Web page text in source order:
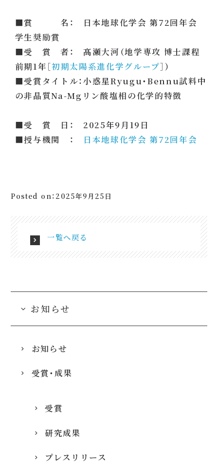
■賞 名： 日本地球化学会 第72回年会
学生奨励賞
■受 賞 者： 髙瀬大河（地学専攻 博士課程
前期1年［初期太陽系進化学グループ］）
■受賞タイトル：小惑星Ryugu・Bennu試料中
の非晶質Na-Mgリン酸塩相の化学的特徴
■受 賞 日： 2025年9月19日
■授与機関 ：
日本地球化学会 第72回年会
Posted on：2025年9月25日
一覧へ戻る
お知らせ
お知らせ
受賞・成果
受賞
研究成果
プレスリリース